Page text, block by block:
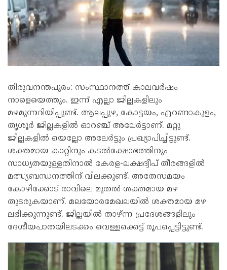
തിരുവനന്തപുരം: സംസ്ഥാനത്ത് കാലവർഷം
നാളെയെത്തും. ഇന്ന് എല്ലാ ജില്ലകളിലും
മഴമുന്നറിയിപ്പുണ്ട്. ആലപ്പുഴ, കോട്ടയം, എറണാകുളം,
തൃശൂർ ജില്ലകളിൽ ഓറഞ്ച് അലേർട്ടാണ്. മറ്റു
ജില്ലകളിൽ യെല്ലോ അലേർട്ടും പ്രഖ്യാപിച്ചിട്ടുണ്ട്.
ശക്തമായ കാറ്റിനും കടൽക്ഷോഭത്തിനും
സാധ്യതയുള്ളതിനാൽ കേരള-ലക്ഷദ്വീപ് തീരങ്ങളിൽ
മത്സ്യബന്ധനത്തിന് വിലക്കുണ്ട്. അതേസമയം
കോഴിക്കോട് രാവിലെ മുതൽ ശക്തമായ മഴ
തുടരുകയാണ്. മലയോരമേഖലയിൽ ശക്തമായ മഴ
ലഭിക്കുന്നുണ്ട്. ജില്ലയിൽ താഴ്ന്ന പ്രദേശങ്ങളിലും
ദേശീയപാതയിലടക്കം വെള്ളക്കെട്ട് രൂപപ്പെട്ടിട്ടുണ്ട്.